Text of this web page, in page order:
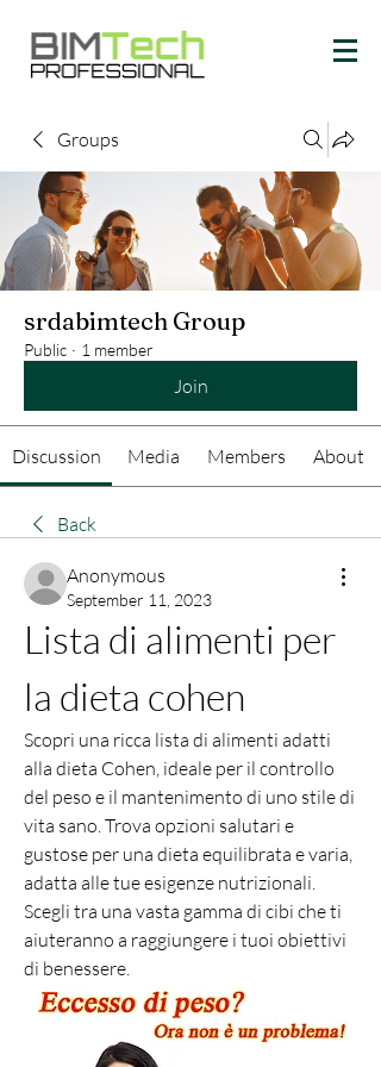
Groups
srdabimtech Group
Public · 1 member
Join
Discussion Media Members About
Back
Anonymous
September 11, 2023
Lista di alimenti per
la dieta cohen
Scopri una ricca lista di alimenti adatti
alla dieta Cohen, ideale per il controllo
del peso e il mantenimento di uno stile di
vita sano. Trova opzioni salutari e
gustose per una dieta equilibrata e varia,
adatta alle tue esigenze nutrizionali.
Scegli tra una vasta gamma di cibi che ti
aiuteranno a raggiungere i tuoi obiettivi
di benessere.